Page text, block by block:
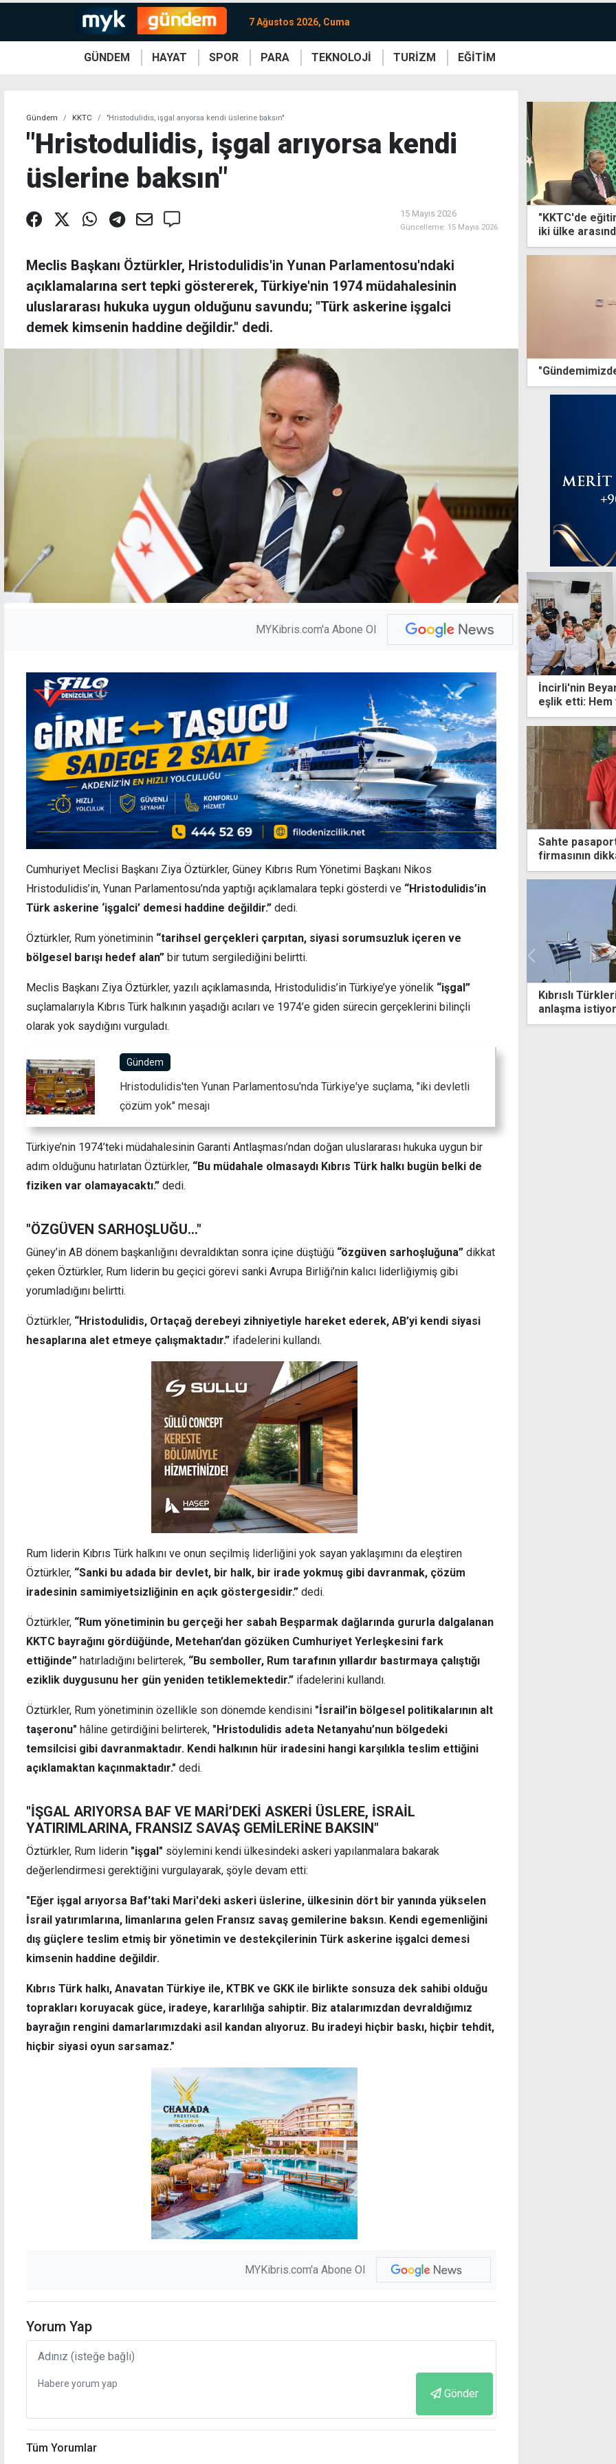
7 Ağustos 2026, Cuma
GÜNDEM HAYAT SPOR PARA TEKNOLOJİ TURİZM EĞİTİM
Gündem KKTC "Hristodulidis, işgal arıyorsa kendi üslerine baksın"
"Hristodulidis, işgal arıyorsa kendi
üslerine baksın"
15 Mayıs 2026
Güncelleme: 15 Mayıs 2026
Meclis Başkanı Öztürkler, Hristodulidis'in Yunan Parlamentosu'ndaki
açıklamalarına sert tepki göstererek, Türkiye'nin 1974 müdahalesinin
uluslararası hukuka uygun olduğunu savundu; "Türk askerine işgalci
demek kimsenin haddine değildir." dedi.
MYKibris.com'a Abone Ol
Cumhuriyet Meclisi Başkanı Ziya Öztürkler, Güney Kıbrıs Rum Yönetimi Başkanı Nikos
Hristodulidis’in, Yunan Parlamentosu’nda yaptığı açıklamalara tepki gösterdi ve “Hristodulidis’in
Türk askerine ‘işgalci’ demesi haddine değildir.” dedi.
Öztürkler, Rum yönetiminin “tarihsel gerçekleri çarpıtan, siyasi sorumsuzluk içeren ve
bölgesel barışı hedef alan” bir tutum sergilediğini belirtti.
Meclis Başkanı Ziya Öztürkler, yazılı açıklamasında, Hristodulidis’in Türkiye’ye yönelik “işgal”
suçlamalarıyla Kıbrıs Türk halkının yaşadığı acıları ve 1974’e giden sürecin gerçeklerini bilinçli
olarak yok saydığını vurguladı.
Gündem
Hristodulidis'ten Yunan Parlamentosu'nda Türkiye'ye suçlama, "iki devletli
çözüm yok" mesajı
Türkiye’nin 1974’teki müdahalesinin Garanti Antlaşması’ndan doğan uluslararası hukuka uygun bir
adım olduğunu hatırlatan Öztürkler, “Bu müdahale olmasaydı Kıbrıs Türk halkı bugün belki de
fiziken var olamayacaktı.” dedi.
"ÖZGÜVEN SARHOŞLUĞU..."
Güney’in AB dönem başkanlığını devraldıktan sonra içine düştüğü “özgüven sarhoşluğuna” dikkat
çeken Öztürkler, Rum liderin bu geçici görevi sanki Avrupa Birliği’nin kalıcı liderliğiymiş gibi
yorumladığını belirtti.
Öztürkler, “Hristodulidis, Ortaçağ derebeyi zihniyetiyle hareket ederek, AB’yi kendi siyasi
hesaplarına alet etmeye çalışmaktadır.” ifadelerini kullandı.
Rum liderin Kıbrıs Türk halkını ve onun seçilmiş liderliğini yok sayan yaklaşımını da eleştiren
Öztürkler, “Sanki bu adada bir devlet, bir halk, bir irade yokmuş gibi davranmak, çözüm
iradesinin samimiyetsizliğinin en açık göstergesidir.” dedi.
Öztürkler, “Rum yönetiminin bu gerçeği her sabah Beşparmak dağlarında gururla dalgalanan
KKTC bayrağını gördüğünde, Metehan’dan gözüken Cumhuriyet Yerleşkesini fark
ettiğinde” hatırladığını belirterek, “Bu semboller, Rum tarafının yıllardır bastırmaya çalıştığı
eziklik duygusunu her gün yeniden tetiklemektedir.” ifadelerini kullandı.
Öztürkler, Rum yönetiminin özellikle son dönemde kendisini "İsrail’in bölgesel politikalarının alt
taşeronu" hâline getirdiğini belirterek, "Hristodulidis adeta Netanyahu’nun bölgedeki
temsilcisi gibi davranmaktadır. Kendi halkının hür iradesini hangi karşılıkla teslim ettiğini
açıklamaktan kaçınmaktadır." dedi.
"İŞGAL ARIYORSA BAF VE MARİ’DEKİ ASKERİ ÜSLERE, İSRAİL
YATIRIMLARINA, FRANSIZ SAVAŞ GEMİLERİNE BAKSIN"
Öztürkler, Rum liderin "işgal" söylemini kendi ülkesindeki askeri yapılanmalara bakarak
değerlendirmesi gerektiğini vurgulayarak, şöyle devam etti:
"Eğer işgal arıyorsa Baf'taki Mari'deki askeri üslerine, ülkesinin dört bir yanında yükselen
İsrail yatırımlarına, limanlarına gelen Fransız savaş gemilerine baksın. Kendi egemenliğini
dış güçlere teslim etmiş bir yönetimin ve destekçilerinin Türk askerine işgalci demesi
kimsenin haddine değildir.
Kıbrıs Türk halkı, Anavatan Türkiye ile, KTBK ve GKK ile birlikte sonsuza dek sahibi olduğu
toprakları koruyacak güce, iradeye, kararlılığa sahiptir. Biz atalarımızdan devraldığımız
bayrağın rengini damarlarımızdaki asil kandan alıyoruz. Bu iradeyi hiçbir baskı, hiçbir tehdit,
hiçbir siyasi oyun sarsamaz."
MYKibris.com'a Abone Ol
Yorum Yap
Gönder
Tüm Yorumlar
"KKTC'de
iki ülke
İncirli'nin
eşlik etti: Hem
başarıyla
Sahte
firmasının
Yavuz Çıkarma Plajı'nda şehitler anıldı,
özgürlük meşalesi taşındı
Kıbrıslı Türklerin yüzde 65'i çözüm için
anlaşma istiyor
Üstel'den
ile birlikte
yok